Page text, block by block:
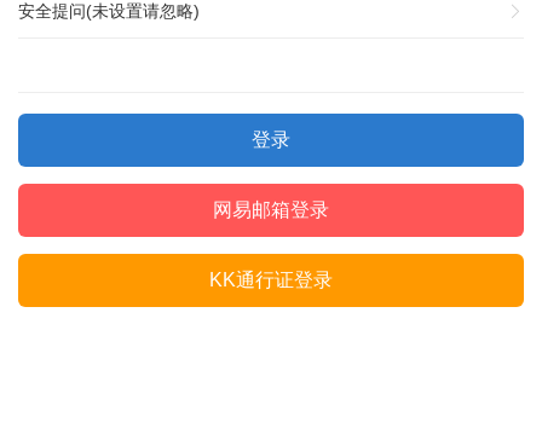
安全提问(未设置请忽略)
登录
网易邮箱登录
KK通行证登录